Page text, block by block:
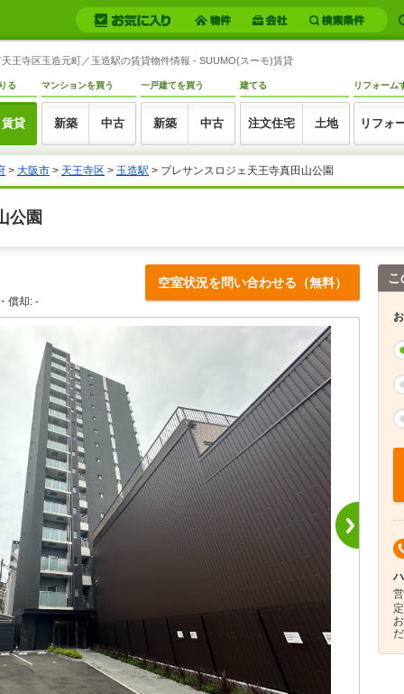
王寺区玉造元町／玉造駅の賃貸物件情報 - SUUMO(スーモ)賃貸
る
賃貸
マンションを買う
新築 中古
一戸建てを買う
新築 中古
建てる
注文住宅 土地
リフォーム
リフォ
> 大阪市 > 天王寺区 > 玉造駅 > プレサンスロジェ天王寺真田山公園
公園
償却: -
空室状況を問い合わせる（無料） こ